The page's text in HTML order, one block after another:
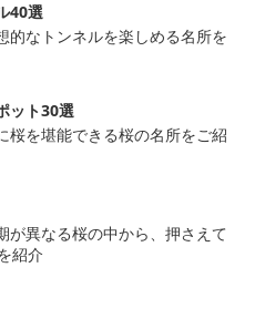
40選
的なトンネルを楽しめる名所を
ット30選
桜を堪能できる桜の名所をご紹
が異なる桜の中から、押さえて
紹介